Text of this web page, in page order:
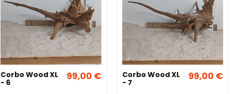
Corbo Wood XL
- 6
99,00 €
Corbo Wood XL
- 7
99,00 €